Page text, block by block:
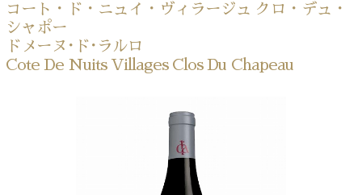
コート・ド・ニュイ・ヴィラージュ クロ・デュ・
シャポー
ドメーヌ･ド･ラルロ
Cote De Nuits Villages Clos Du Chapeau